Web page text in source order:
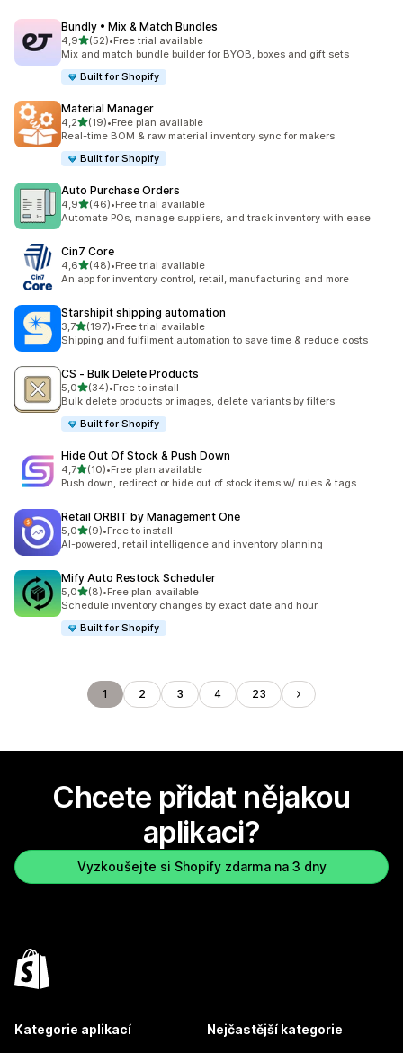
Bundly • Mix & Match Bundles
4,9z 5 hvězd
(52)
Celkový počet recenzí: 52
•Free trial available
Mix and match bundle builder for BYOB, boxes and gift sets
Built for Shopify
Material Manager
4,2z 5 hvězd
(19)
Celkový počet recenzí: 19
•Free plan available
Real-time BOM & raw material inventory sync for makers
Built for Shopify
Auto Purchase Orders
4,9z 5 hvězd
(46)
Celkový počet recenzí: 46
•Free trial available
Automate POs, manage suppliers, and track inventory with ease
Cin7 Core
4,6z 5 hvězd
(48)
Celkový počet recenzí: 48
•Free trial available
An app for inventory control, retail, manufacturing and more
Starshipit shipping automation
3,7z 5 hvězd
(197)
Celkový počet recenzí: 197
•Free trial available
Shipping and fulfilment automation to save time & reduce costs
CS ‑ Bulk Delete Products
5,0z 5 hvězd
(34)
Celkový počet recenzí: 34
•Free to install
Bulk delete products or images, delete variants by filters
Built for Shopify
Hide Out Of Stock & Push Down
4,7z 5 hvězd
(10)
Celkový počet recenzí: 10
•Free plan available
Push down, redirect or hide out of stock items w/ rules & tags
Retail ORBIT by Management One
5,0z 5 hvězd
(9)
Celkový počet recenzí: 9
•Free to install
AI-powered, retail intelligence and inventory planning
Mify Auto Restock Scheduler
5,0z 5 hvězd
(8)
Celkový počet recenzí: 8
•Free plan available
Schedule inventory changes by exact date and hour
Built for Shopify
1 2 3 4 23
Chcete přidat nějakou
aplikaci?
Vyzkoušejte si Shopify zdarma na 3 dny
Kategorie aplikací Nejčastější kategorie